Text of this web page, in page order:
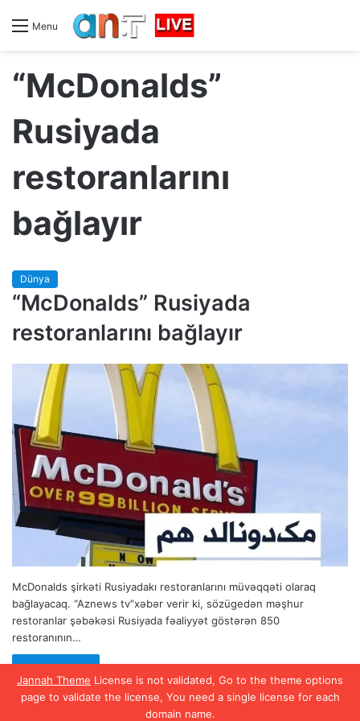
Jannah Theme License is not validated, Go to the theme options
page to validate the license, You need a single license for each
domain name.
Menu
“McDonalds”
Rusiyada
restoranlarını
bağlayır
Dünya
“McDonalds” Rusiyada
restoranlarını bağlayır
McDonalds şirkəti Rusiyadakı restoranlarını müvəqqəti olaraq
bağlayacaq. “Aznews tv”xəbər verir ki, sözügedən məşhur
restoranlar şəbəkəsi Rusiyada fəaliyyət göstərən 850
restoranının…
Read More »